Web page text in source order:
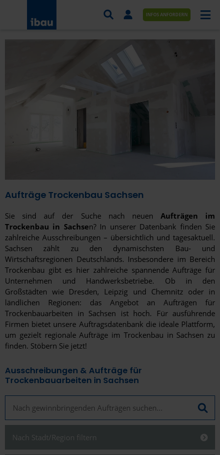
AUFTRÄGE NACH BRANCHE
AUFTRÄGE NACH ORT
SERVICES UND LEISTUNGEN
AKADEMIE
ÜBER UNS
INFOS ANFORDERN
Aufträge Trockenbau Sachsen
Sie sind auf der Suche nach neuen Aufträgen im
Trockenbau in Sachsen? In unserer Datenbank finden Sie
zahlreiche Ausschreibungen – übersichtlich und tagesaktuell.
Sachsen zählt zu den dynamischsten Bau- und
Wirtschaftsregionen Deutschlands. Insbesondere im Bereich
Trockenbau gibt es hier zahlreiche spannende Aufträge für
Unternehmen und Handwerksbetriebe. Ob in den
Großstädten wie Dresden, Leipzig und Chemnitz oder in
ländlichen Regionen: das Angebot an Aufträgen für
Trockenbauarbeiten in Sachsen ist hoch. Für ausführende
Firmen bietet unsere Auftragsdatenbank die ideale Plattform,
um gezielt regionale Aufträge im Trockenbau in Sachsen zu
finden. Stöbern Sie jetzt!
Ausschreibungen & Aufträge für
Trockenbauarbeiten in Sachsen
Nach Stadt/Region filtern